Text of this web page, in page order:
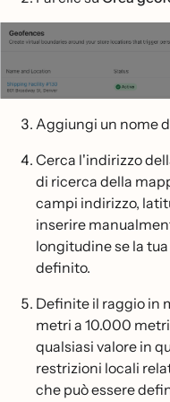
Aggiungi un nome
Cerca l'indirizzo
di ricerca della
campi indirizzo,
inserire
longitudine se la
definito.
Definite il raggio in
metri a 10.000
qualsiasi valore in
restrizioni locali
che può essere